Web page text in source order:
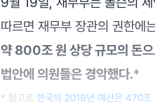
따르면 재무부 장관의 권한에
약 800조 원 상당 규모의 돈으
법안에 의원들은 경악했다.*
* 참고로 한국의 2019년 예산은 470조